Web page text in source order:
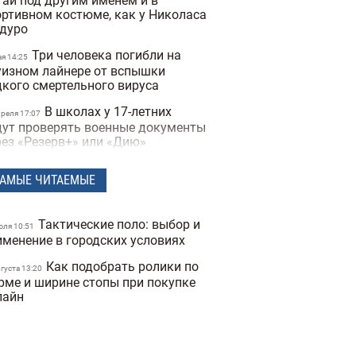
костюме, как у Николаса
14:25 Три человека погибли на
лайнере от вспышки
смертельного вируса
17:07
В школах у 17-летних
проверять военные документы
«Резерв+» или «Дию»
15:07 Полиция Мексики
дней не могла найти
16:19 "Не спасайте меня,
видео с полицейских
во время
в Киеве
ЧИТАЕМЫЕ
10:51
Тактические поло: выбор и
в городских условиях
13:20
Как подобрать ролики по
и ширине стопы при покупке